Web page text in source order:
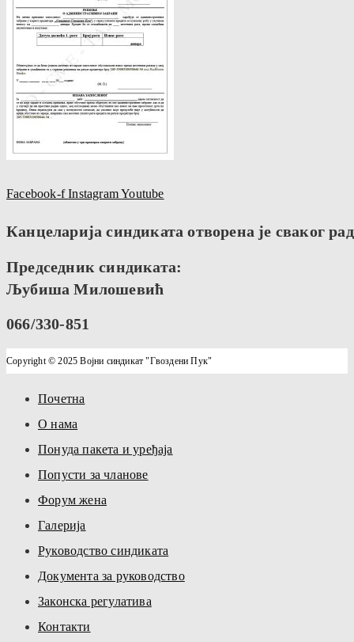
Facebook-f InstagramYoutube
Канцеларија синдиката отворена је сваког
Председник синдиката:
Љубиша Милошевић
066/330-851
Copyright © 2025 Војни синдикат "Гвоздени Пук"
Почетна
О нама
Понуда пакета и уређаја
Попусти за чланове
Форум жена
Галерија
Руководство синдиката
Документа за руководство
Законска регулатива
Контакти